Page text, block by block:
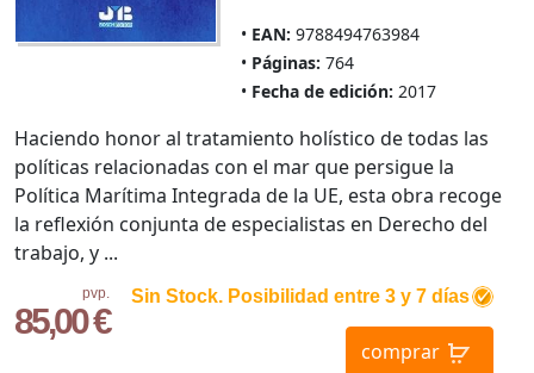
EAN: 9788494763984
Páginas: 764
Fecha de edición: 2017
pvp.
85,00 €
Sin Stock. Posibilidad entre 3 y 7 días
comprar
Haciendo honor al tratamiento holístico de todas las
políticas relacionadas con el mar que persigue la
Política Marítima Integrada de la UE, esta obra recoge
la reflexión conjunta de especialistas en Derecho del
trabajo, y ...